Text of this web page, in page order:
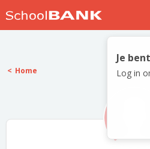
Nostalgische
Log in
Meld je
Je
Log in
Home